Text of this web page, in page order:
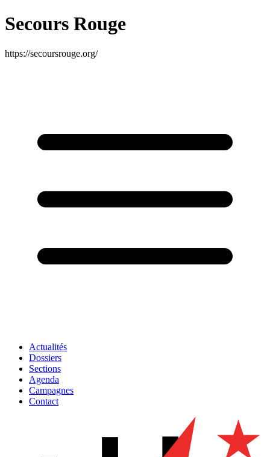
Secours Rouge
https://secoursrouge.org/
Actualités
Dossiers
Sections
Agenda
Campagnes
Contact